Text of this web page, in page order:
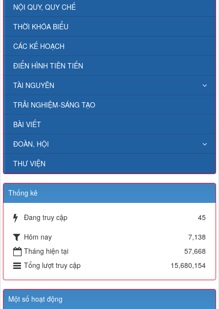
NỘI QUY, QUY CHẾ
THỜI KHÓA BIỂU
CÁC KẾ HOẠCH
ĐIỂN HÌNH TIÊN TIẾN
TÀI NGUYÊN
TRẢI NGHIỆM-SÁNG TẠO
BÀI VIẾT
ĐOÀN, HỘI
THƯ VIỆN
Thống kê
Đang truy cập
45
Hôm nay
7,138
Tháng hiện tại
57,668
Tổng lượt truy cập
15,680,154
Một số hoạt động